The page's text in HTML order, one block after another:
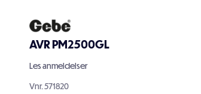
AVR PM2500GL
Lesanmeldelser
Vnr.571820